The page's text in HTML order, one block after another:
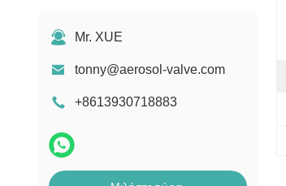
Σπρέι πιπεριού
μηχανή πλήρωσης αερολύματος
Mr. XUE
tonny@aerosol-valve.com
+8613930718883